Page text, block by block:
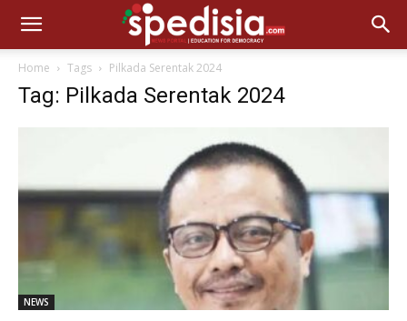
Home Tags Pilkada Serentak 2024
Tag: Pilkada Serentak 2024
NEWS